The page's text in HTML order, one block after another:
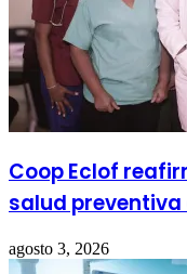
Coop Eclof
salud
agosto 3, 2026